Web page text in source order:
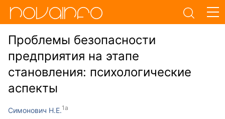
Проблемы безопасности
предприятия на этапе
становления: психологические
аспекты
Симонович Н.Е.